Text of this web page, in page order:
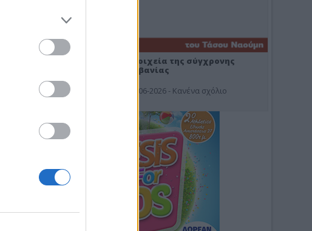
Στοιχεία της σύγχρονης
Αλβανίας
19-06-2026 - Κανένα σχόλιο